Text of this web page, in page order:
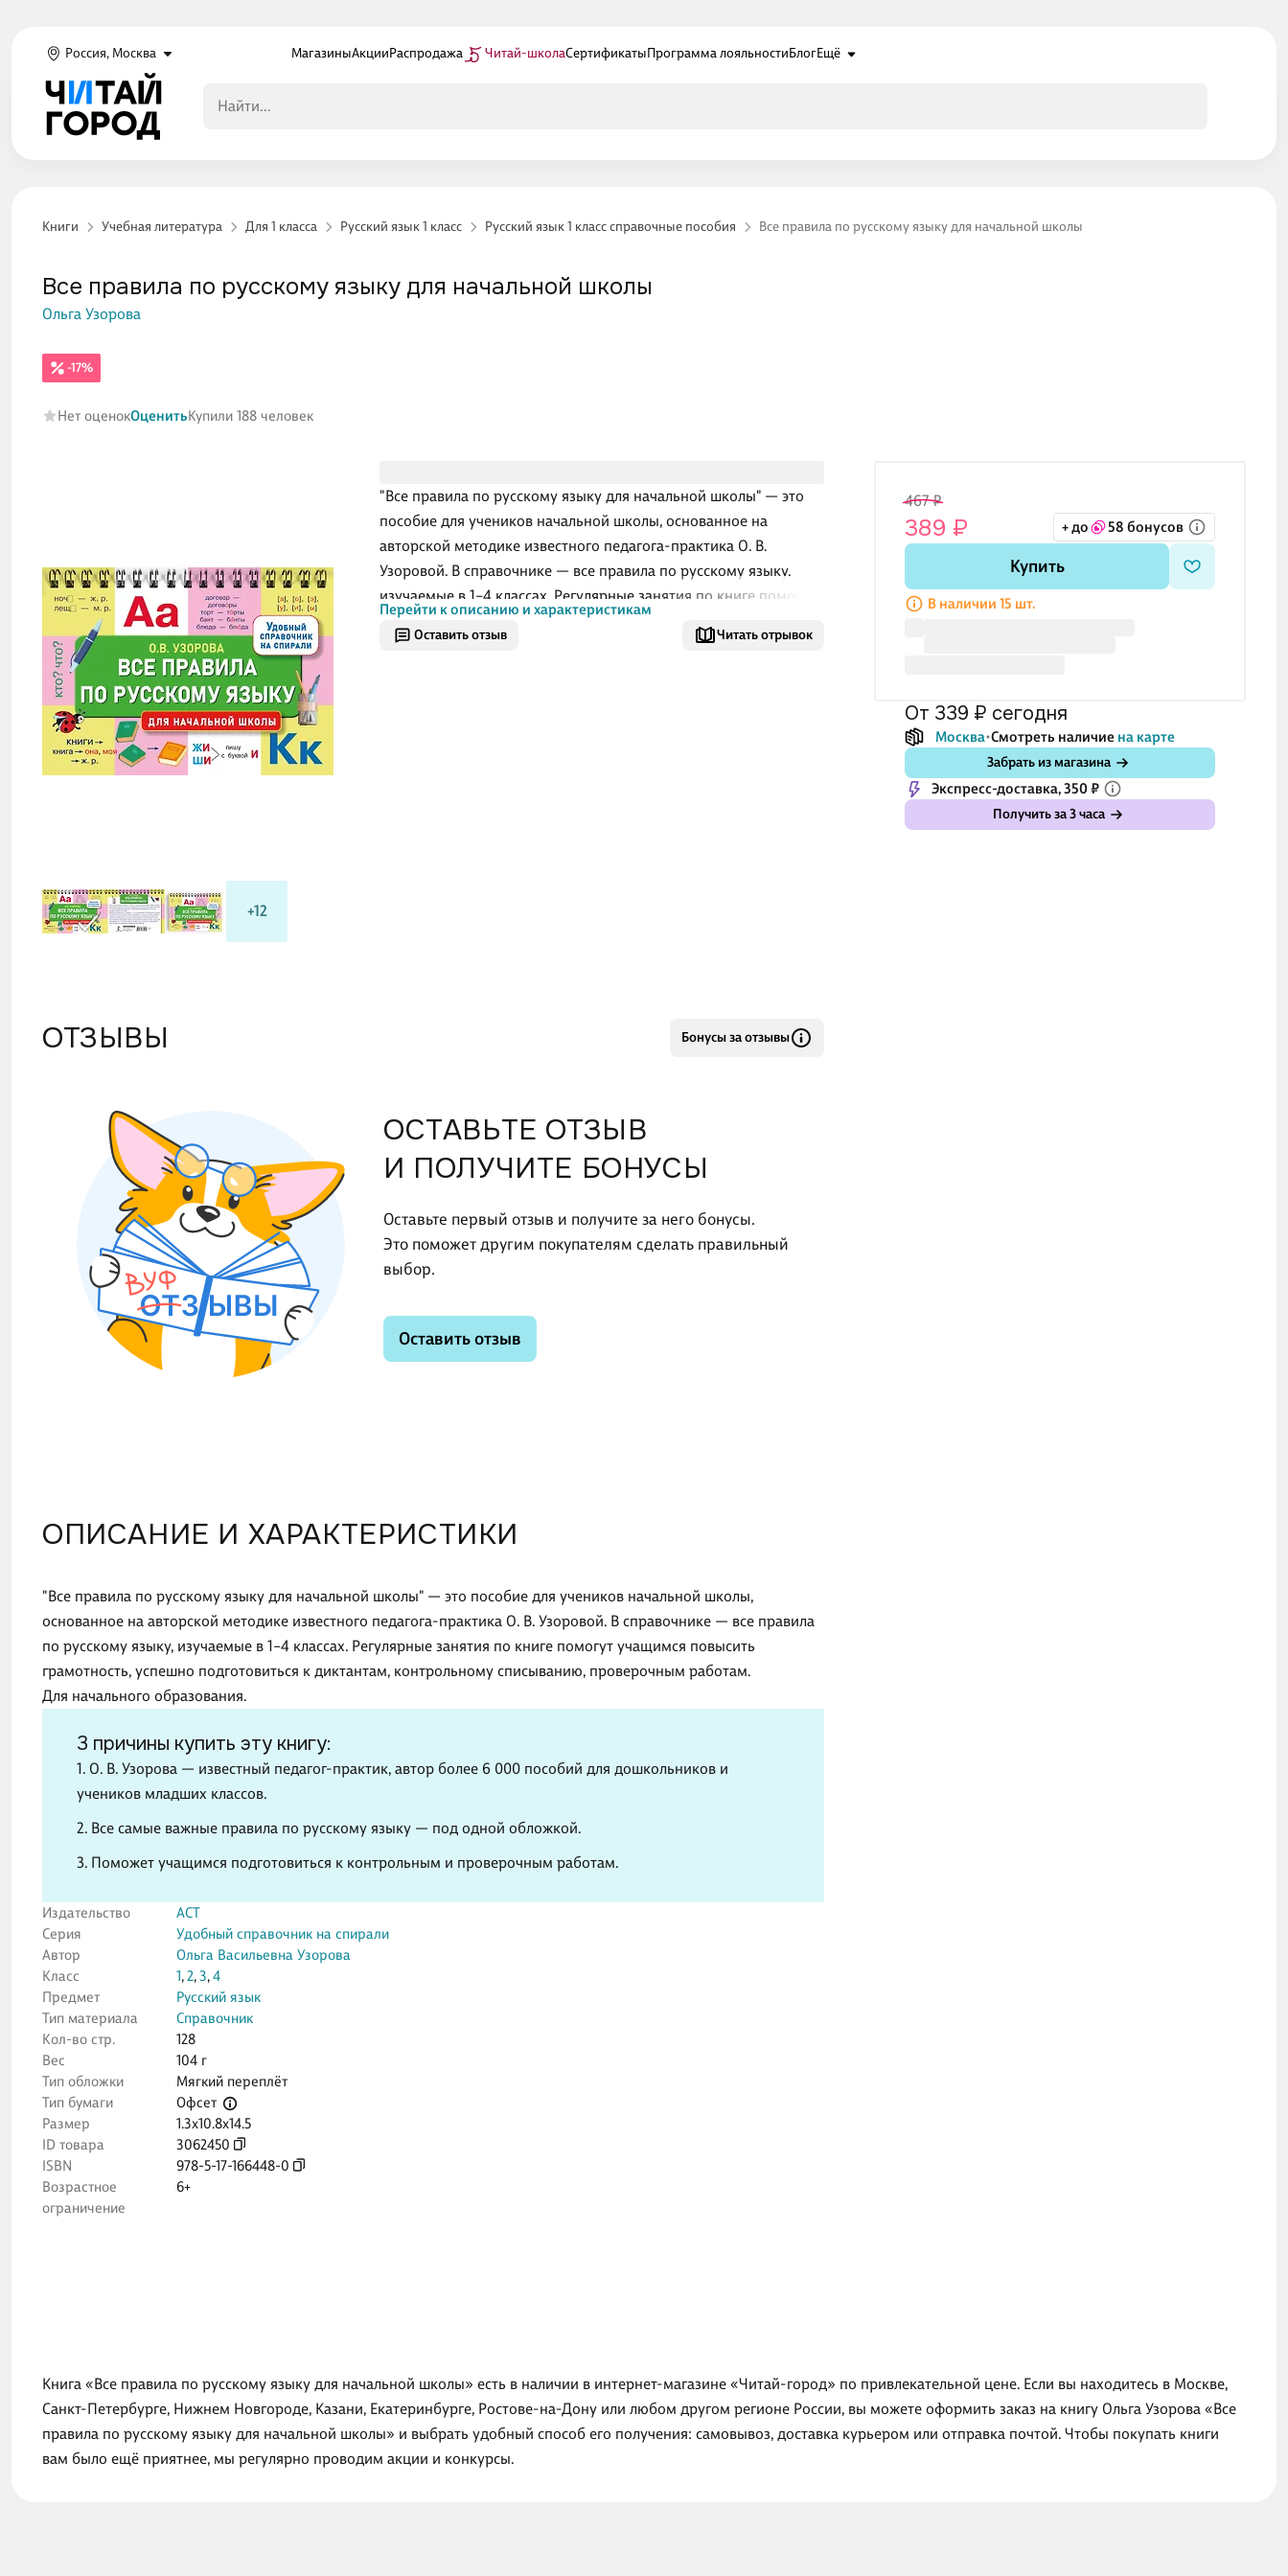
Россия, Москва МагазиныАкцииРаспродажа Читай-школаСертификатыПрограмма лояльностиБлогЕщё
Книги Учебная литература Для 1 класса Русский язык 1 класс Русский язык 1 класс справочные пособия Все правила по русскому языку для начальной школы
+12
Оставить отзыв Читать отрывок
"Все правила по русскому языку для начальной школы" — это
пособие для учеников начальной школы, основанное на
авторской методике известного педагога-практика О. В.
Узоровой. В справочнике — все правила по русскому языку,
изучаемые в 1−4 классах. Регулярные занятия по книге помогут
учащимся повысить грамотность, успешно подготовиться к
диктантам, контрольному списыванию, проверочным работам.
Перейти к описанию и характеристикам
-17%
Все правила по русскому языку для начальной школы
Ольга Узорова
Нет оценокОценитьКупили 188 человек
467 ₽
389 ₽ + до 58 бонусов
Купить
В наличии 15 шт.
от 339 ₽ сегодня
Москва Смотреть наличие на карте
Забрать из магазина
Экспресс-доставка, 350 ₽
Получить за 3 часа
ОПИСАНИЕ И ХАРАКТЕРИСТИКИ
"Все правила по русскому языку для начальной школы" — это пособие для учеников начальной школы,
основанное на авторской методике известного педагога-практика О. В. Узоровой. В справочнике — все правила
по русскому языку, изучаемые в 1−4 классах. Регулярные занятия по книге помогут учащимся повысить
грамотность, успешно подготовиться к диктантам, контрольному списыванию, проверочным работам.
Для начального образования.
3 причины купить эту книгу:
1. О. В. Узорова — известный педагог-практик, автор более 6 000 пособий для дошкольников и
учеников младших классов.
2. Все самые важные правила по русскому языку — под одной обложкой.
3. Поможет учащимся подготовиться к контрольным и проверочным работам.
Издательство
АСТ
Серия
Удобный справочник на спирали
Автор
Ольга Васильевна Узорова
Класс
1,2,3,4
Предмет
Русский язык
Тип материала
Справочник
Кол-во стр.
128
Вес
104 г
Тип обложки
Мягкий переплёт
Тип бумаги
Офсет
Размер
1.3x10.8x14.5
ID товара
3062450
ISBN
978-5-17-166448-0
Возрастное
ограничение
6+
ОТЗЫВЫ Бонусы за отзывы
ОСТАВЬТЕ ОТЗЫВ
И ПОЛУЧИТЕ БОНУСЫ
Оставьте первый отзыв и получите за него бонусы.
Это поможет другим покупателям сделать правильный
выбор.
Оставить отзыв
Книга «Все правила по русскому языку для начальной школы» есть в наличии в интернет-магазине «Читай-город» по привлекательной цене. Если вы находитесь в Москве,
Санкт-Петербурге, Нижнем Новгороде, Казани, Екатеринбурге, Ростове-на-Дону или любом другом регионе России, вы можете оформить заказ на книгу Ольга Узорова «Все
правила по русскому языку для начальной школы» и выбрать удобный способ его получения: самовывоз, доставка курьером или отправка почтой. Чтобы покупать книги
вам было ещё приятнее, мы регулярно проводим акции и конкурсы.